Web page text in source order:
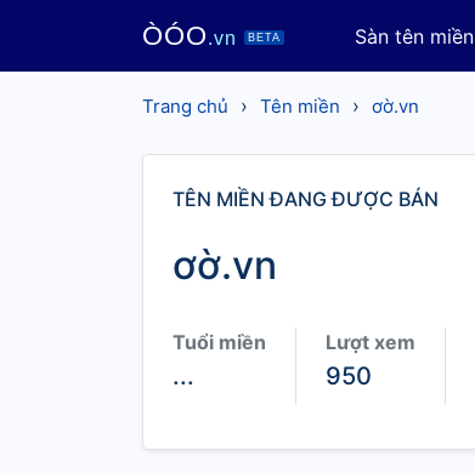
ÒÓO.vn BETA Sàn tên miền
Trang chủ › Tên miền › ơờ.vn
TÊN MIỀN ĐANG ĐƯỢC BÁN
ơờ.vn
Tuổi miền
...
Lượt xem
950